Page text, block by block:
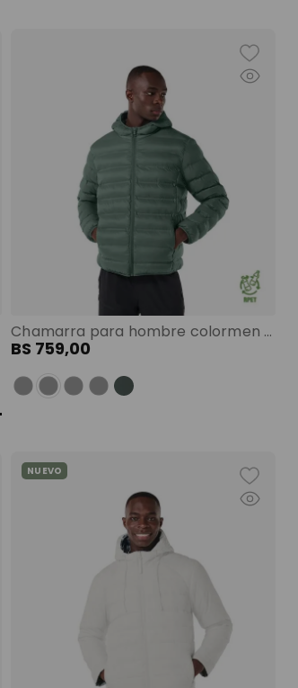
Chamarra para hombre colormen pro color: verde
BS 759,00
NUEVO